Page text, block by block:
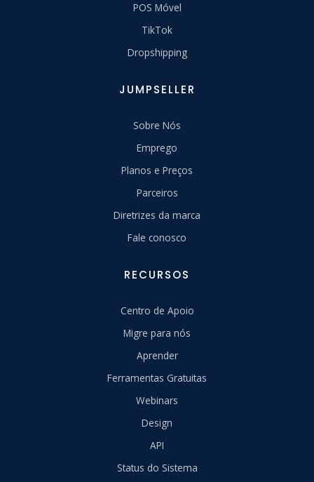
POS Móvel
TikTok
Dropshipping
JUMPSELLER
Sobre Nós
Emprego
Planos e Preços
Parceiros
Diretrizes da marca
Fale conosco
RECURSOS
Centro de Apoio
Migre para nós
Aprender
Ferramentas Gratuitas
Webinars
Design
API
Status do Sistema